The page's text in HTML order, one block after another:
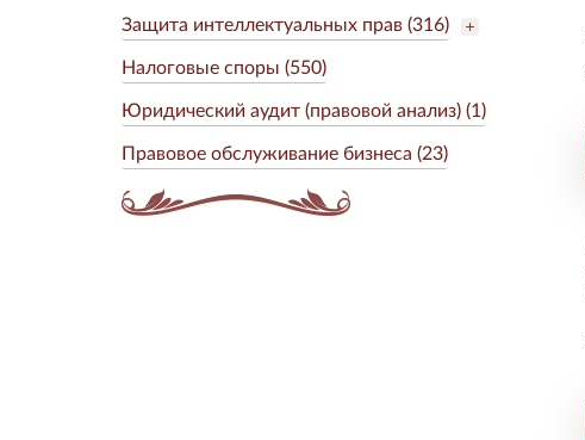
Защита интеллектуальных прав (316)
Налоговые споры (550)
Юридический аудит (правовой анализ) (1)
Правовое обслуживание бизнеса (23)